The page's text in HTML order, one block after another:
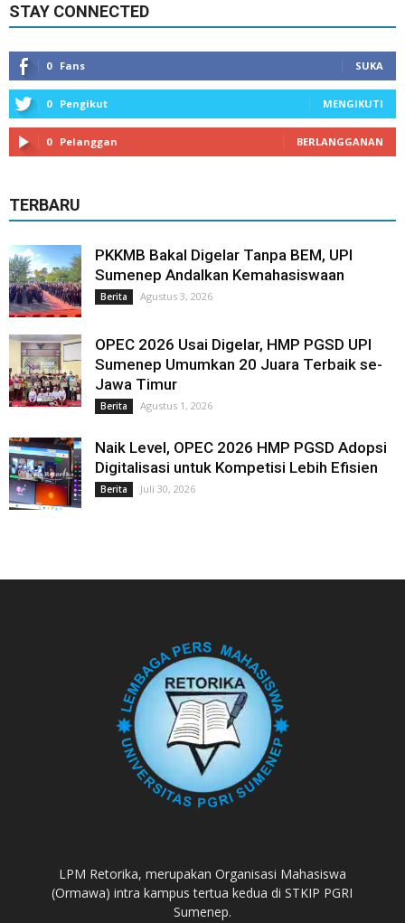
STAY CONNECTED
0 Fans SUKA
0 Pengikut MENGIKUTI
0 Pelanggan BERLANGGANAN
TERBARU
PKKMB Bakal Digelar Tanpa BEM, UPI
Sumenep Andalkan Kemahasiswaan
Berita Agustus 3, 2026
OPEC 2026 Usai Digelar, HMP PGSD UPI
Sumenep Umumkan 20 Juara Terbaik se-
Jawa Timur
Berita Agustus 1, 2026
Naik Level, OPEC 2026 HMP PGSD Adopsi
Digitalisasi untuk Kompetisi Lebih Efisien
Berita Juli 30, 2026
LPM Retorika, merupakan Organisasi Mahasiswa
(Ormawa) intra kampus tertua kedua di STKIP PGRI
Sumenep.